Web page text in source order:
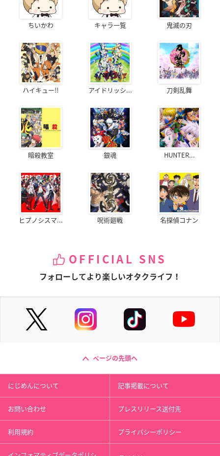
ちいかわ キャラ一覧 鬼滅の刃
ハイキュー!! アイドリッシ... 刀剣乱舞
暗殺教室 銀魂 HUNTER...
ヒプノシスマ... 呪術廻戦 名探偵コナン
OFFICIAL SNS
フォローしてより楽しいオタクライフ！
ページの先頭へ
にじめんについて 記事掲載について
お問い合わせ プレスリリース送付先
利用規約 プライバシーポリシー